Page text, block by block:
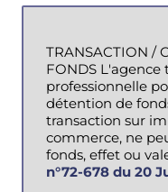
TRANSACTION /
FONDS
professionnelle
détention de
transaction sur
commerce, ne
fonds, effet ou
n°72-678 du 20